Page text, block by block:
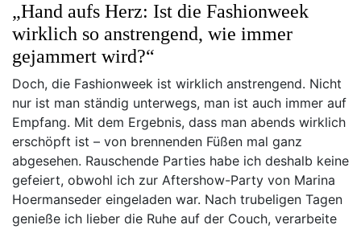
„Hand aufs Herz: Ist die Fashionweek
wirklich so anstrengend, wie immer
gejammert wird?“
Doch, die Fashionweek ist wirklich anstrengend. Nicht
nur ist man ständig unterwegs, man ist auch immer auf
Empfang. Mit dem Ergebnis, dass man abends wirklich
erschöpft ist – von brennenden Füßen mal ganz
abgesehen. Rauschende Parties habe ich deshalb keine
gefeiert, obwohl ich zur Aftershow-Party von Marina
Hoermanseder eingeladen war. Nach trubeligen Tagen
genieße ich lieber die Ruhe auf der Couch, verarbeite